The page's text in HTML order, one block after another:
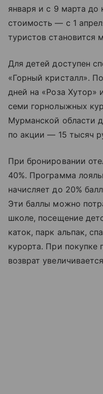
января и с 9 марта до
стоимость — с 1
туристов становится
Для детей доступен
«Горный кристалл».
дней на «Роза Хутор»
семи горнолыжных
Мурманской области
по акции — 15 тысяч
При бронировании
40%. Программа
начисляет до 20%
Эти баллы можно
школе, посещение
каток, парк альпак,
курорта. При покупке
возврат